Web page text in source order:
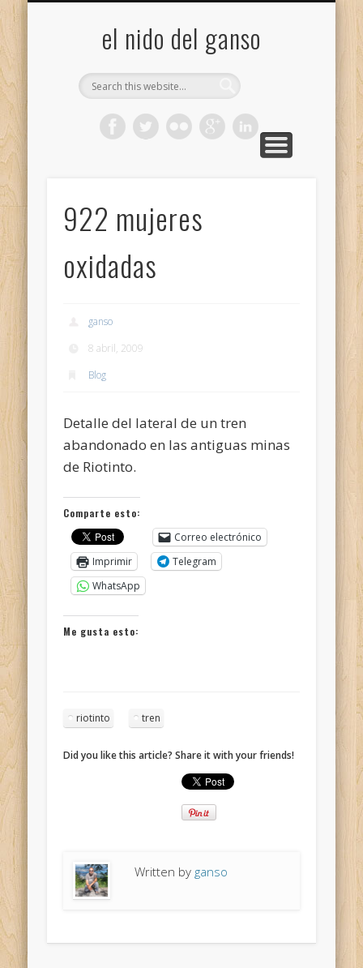
el nido del ganso
922 mujeres
oxidadas
ganso
8 abril, 2009
Blog
Detalle del lateral de un tren
abandonado en las antiguas minas
de Riotinto.
Comparte esto:
Correo electrónico
Imprimir
Telegram
WhatsApp
Me gusta esto:
riotinto tren
Did you like this article? Share it with your friends!
Written by ganso